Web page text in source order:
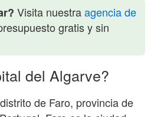
Visita nuestraagencia de
gratis y sin
del Algarve?
de Faro, provincia de